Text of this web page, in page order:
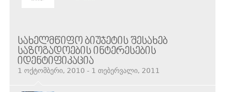
ᲡᲐᲮᲔᲚᲛᲬᲘᲤᲝ ᲑᲘᲣᲯᲔᲢᲘᲡ ᲨᲔᲡᲐᲮᲔᲑ
ᲡᲐᲖᲝᲒᲐᲓᲝᲔᲑᲘᲡ ᲘᲜᲢᲔᲠᲔᲡᲔᲑᲘᲡ
ᲘᲓᲔᲜᲢᲘᲤᲘᲙᲐᲪᲘᲐ
1 ოქტომბერი, 2010 - 1 თებერვალი, 2011